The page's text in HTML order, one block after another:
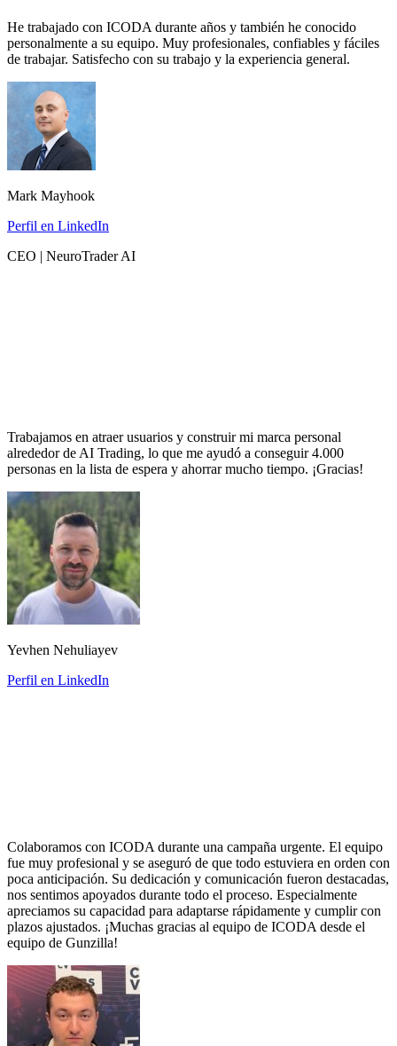
He trabajado con ICODA durante años y también he conocido
personalmente a su equipo. Muy profesionales, confiables y fáciles
de trabajar. Satisfecho con su trabajo y la experiencia general.
Mark Mayhook
Perfil en LinkedIn
CEO | NeuroTrader AI
Trabajamos en atraer usuarios y construir mi marca personal
alrededor de AI Trading, lo que me ayudó a conseguir 4.000
personas en la lista de espera y ahorrar mucho tiempo. ¡Gracias!
Yevhen Nehuliayev
Perfil en LinkedIn
Colaboramos con ICODA durante una campaña urgente. El equipo
fue muy profesional y se aseguró de que todo estuviera en orden con
poca anticipación. Su dedicación y comunicación fueron destacadas,
nos sentimos apoyados durante todo el proceso. Especialmente
apreciamos su capacidad para adaptarse rápidamente y cumplir con
plazos ajustados. ¡Muchas gracias al equipo de ICODA desde el
equipo de Gunzilla!